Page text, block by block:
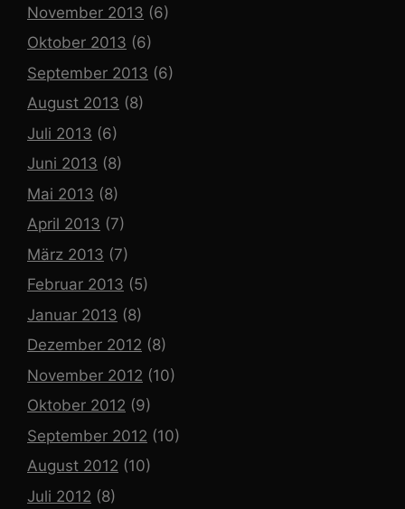
November 2013 (6)
Oktober 2013 (6)
September 2013 (6)
August 2013 (8)
Juli 2013 (6)
Juni 2013 (8)
Mai 2013 (8)
April 2013 (7)
März 2013 (7)
Februar 2013 (5)
Januar 2013 (8)
Dezember 2012 (8)
November 2012 (10)
Oktober 2012 (9)
September 2012 (10)
August 2012 (10)
Juli 2012 (8)